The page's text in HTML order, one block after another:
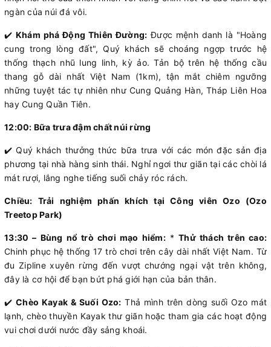
ngàn của núi đá vôi.
✔️ Khám phá Động Thiên Đường: Được mệnh danh là "Hoàng
cung trong lòng đất", Quý khách sẽ choáng ngợp trước hệ
thống thạch nhũ lung linh, kỳ ảo. Tản bộ trên hệ thống cầu
thang gỗ dài nhất Việt Nam (1km), tận mắt chiêm ngưỡng
những tuyệt tác tự nhiên như Cung Quảng Hàn, Tháp Liên Hoa
hay Cung Quần Tiên.
12:00: Bữa trưa đậm chất núi rừng
✔️ Quý khách thưởng thức bữa trưa với các món đặc sản địa
phương tại nhà hàng sinh thái. Nghỉ ngơi thư giãn tại các chòi lá
mát rượi, lắng nghe tiếng suối chảy róc rách.
Chiều: Trải nghiệm phấn khích tại Công viên Ozo (Ozo
Treetop Park)
13:30 – Bùng nổ trò chơi mạo hiểm:* Thử thách trên cao:
Chinh phục hệ thống 17 trò chơi trên cây dài nhất Việt Nam. Từ
đu Zipline xuyên rừng đến vượt chướng ngại vật trên không,
đây là cơ hội để bạn bứt phá giới hạn của bản thân.
✔️ Chèo Kayak & Suối Ozo: Thả mình trên dòng suối Ozo mát
lạnh, chèo thuyền Kayak thư giãn hoặc tham gia các hoạt động
vui chơi dưới nước đầy sảng khoái.